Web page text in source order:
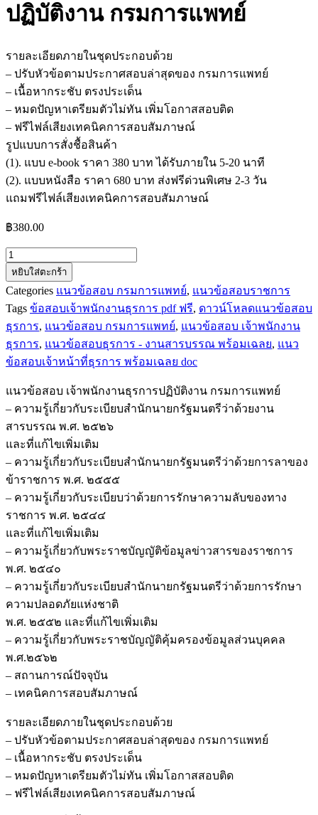
ปฏิบัติงาน กรมการแพทย์
รายละเอียดภายในชุดประกอบด้วย
– ปรับหัวข้อตามประกาศสอบล่าสุดของ กรมการแพทย์
– เนื้อหากระชับ ตรงประเด็น
– หมดปัญหาเตรียมตัวไม่ทัน เพิ่มโอกาสสอบติด
– ฟรีไฟล์เสียงเทคนิคการสอบสัมภาษณ์
รูปแบบการสั่งชื้อสินค้า
(1). แบบ e-book ราคา 380 บาท ได้รับภายใน 5-20 นาที
(2). แบบหนังสือ ราคา 680 บาท ส่งฟรีด่วนพิเศษ 2-3 วัน
แถมฟรีไฟล์เสียงเทคนิคการสอบสัมภาษณ์
฿380.00
จำนวน
แนว
ข้อสอบ
เจ้า
พนักงาน
ธุรการ
ปฏิบัติ
กรม
การ
แพทย์
ชิ้น
หยิบใส่ตะกร้า
Categories แนวข้อสอบ กรมการแพทย์, แนวข้อสอบราชการ
Tags ข้อสอบเจ้าพนักงานธุรการ pdf ฟรี, ดาวน์โหลดแนวข้อสอบ
ธุรการ, แนวข้อสอบ กรมการแพทย์, แนวข้อสอบ เจ้าพนักงาน
ธุรการ, แนวข้อสอบธุรการ - งานสารบรรณ พร้อมเฉลย, แนว
ข้อสอบเจ้าหน้าที่ธุรการ พร้อมเฉลย doc
แนวข้อสอบ เจ้าพนักงานธุรการปฏิบัติงาน กรมการแพทย์
– ความรู้เกี่ยวกับระเบียบสำนักนายกรัฐมนตรีว่าด้วยงาน
สารบรรณ พ.ศ. ๒๕๒๖
และที่แก้ไขเพิ่มเติม
– ความรู้เกี่ยวกับระเบียบสำนักนายกรัฐมนตรีว่าด้วยการลาของ
ข้าราชการ พ.ศ. ๒๕๕๕
– ความรู้เกี่ยวกับระเบียบว่าด้วยการรักษาความลับของทาง
ราชการ พ.ศ. ๒๕๔๔
และที่แก้ไขเพิ่มเติม
– ความรู้เกี่ยวกับพระราชบัญญัติข้อมูลข่าวสารของราชการ
พ.ศ. ๒๕๔๐
– ความรู้เกี่ยวกับระเบียบสำนักนายกรัฐมนตรีว่าด้วยการรักษา
ความปลอดภัยแห่งชาติ
พ.ศ. ๒๕๕๒ และที่แก้ไขเพิ่มเติม
– ความรู้เกี่ยวกับพระราชบัญญัติคุ้มครองข้อมูลส่วนบุคคล
พ.ศ.๒๕๖๒
– สถานการณ์ปัจจุบัน
– เทคนิคการสอบสัมภาษณ์
รายละเอียดภายในชุดประกอบด้วย
– ปรับหัวข้อตามประกาศสอบล่าสุดของ กรมการแพทย์
– เนื้อหากระชับ ตรงประเด็น
– หมดปัญหาเตรียมตัวไม่ทัน เพิ่มโอกาสสอบติด
– ฟรีไฟล์เสียงเทคนิคการสอบสัมภาษณ์